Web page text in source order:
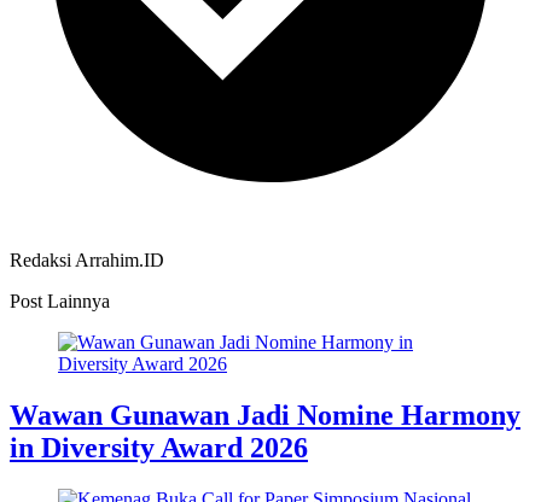
Redaksi Arrahim.ID
Post Lainnya
Wawan Gunawan Jadi Nomine Harmony
in Diversity Award 2026